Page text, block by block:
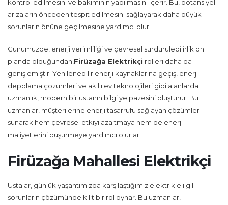
kontrol edilmesini ve bakımının yapılmasını içerir. Bu, potansiyel
arızaların önceden tespit edilmesini sağlayarak daha büyük
sorunların önüne geçilmesine yardımcı olur.
Günümüzde, enerji verimliliği ve çevresel sürdürülebilirlik ön
planda olduğundan, Firüzağa Elektrikçi rolleri daha da
genişlemiştir. Yenilenebilir enerji kaynaklarına geçiş, enerji
depolama çözümleri ve akıllı ev teknolojileri gibi alanlarda
uzmanlık, modern bir ustanın bilgi yelpazesini oluşturur. Bu
uzmanlar, müşterilerine enerji tasarrufu sağlayan çözümler
sunarak hem çevresel etkiyi azaltmaya hem de enerji
maliyetlerini düşürmeye yardımcı olurlar.
Firüzağa Mahallesi Elektrikçi
Ustalar, günlük yaşantımızda karşılaştığımız elektrikle ilgili
sorunların çözümünde kilit bir rol oynar. Bu uzmanlar,